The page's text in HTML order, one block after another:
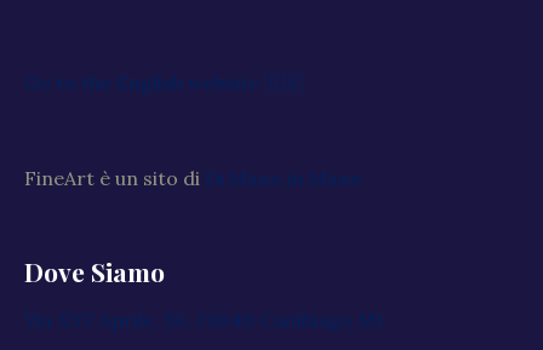
Go to the English website 🇬🇧
FineArt è un sito di Di Mano in Mano
Dove Siamo
Via XXV Aprile, 59, 20040 Cambiago MI